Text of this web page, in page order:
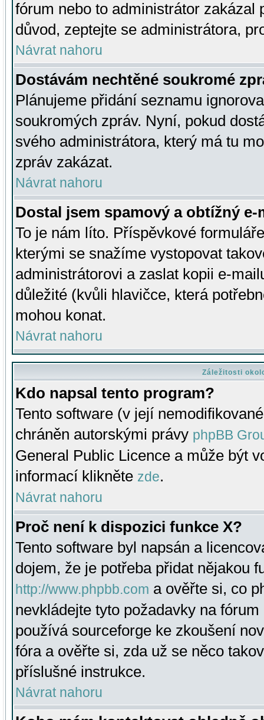
fórum nebo to administrátor zakázal
důvod, zeptejte se administrátora,
Návrat nahoru
Dostávám nechtěné soukromé
Plánujeme přidání seznamu
soukromých zpráv. Nyní, pokud
svého administrátora, který má tu
zpráv zakázat.
Návrat nahoru
Dostal jsem spamový a obtížný
To je nám líto. Příspěvkové
kterými se snažíme vystopovat
administrátorovi a zaslat kopii e-
důležité (kvůli hlavičce, která
mohou konat.
Návrat nahoru
Záležitosti
Kdo napsal tento program?
Tento software (v její
chráněn autorskými právy phpBB
General Public Licence a může být
informací klikněte zde.
Návrat nahoru
Proč není k dispozici funkce X?
Tento software byl napsán a
dojem, že je potřeba přidat nějakou
http://www.phpbb.com a ověřte si, co
nevkládejte tyto požadavky na
používá sourceforge ke zkoušení
fóra a ověřte si, zda už se něco
příslušné instrukce.
Návrat nahoru